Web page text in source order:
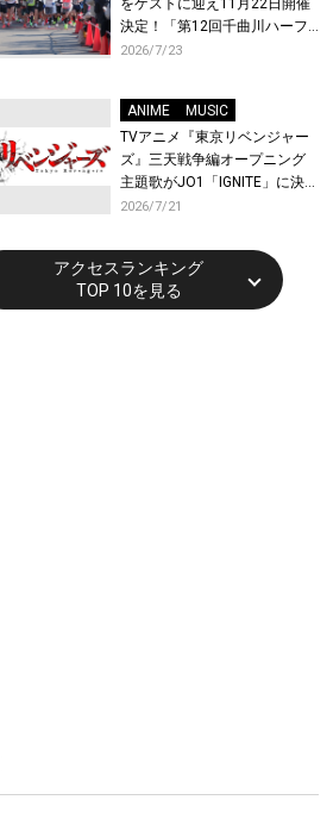
をゲストに迎え11月22日開催
決定！「第12回千曲川ハーフ
マラソン」エントリー受付開
2026/7/23
ANIME
MUSIC
TVアニメ『東京リベンジャー
ズ』三天戦争編オープニング
主題歌がJO1「IGNITE」に決
定！メンバー全員から喜びと
トが到着！9月に東京・大阪で
先行上映会を開催！
2026/7/21
アクセスランキング
TOP 10を見る